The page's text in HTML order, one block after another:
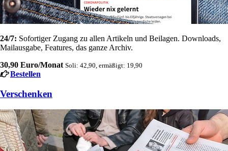
24/7: Sofortiger Zugang zu allen Artikeln und Beilagen. Downloads,
Mailausgabe, Features, das ganze Archiv.
30,90 Euro/Monat Soli: 42,90, ermäßigt: 19,90
Bestellen
Verschenken